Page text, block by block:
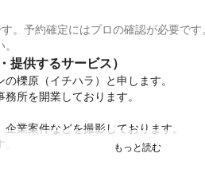
。予約確定にはプロの確認が必要で
提供するサービス）
櫟原（イチハラ）と申します。
所を開業しております。
業案件などを撮影しております。